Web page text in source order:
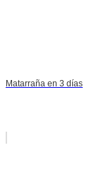
Matarraña en 3 días